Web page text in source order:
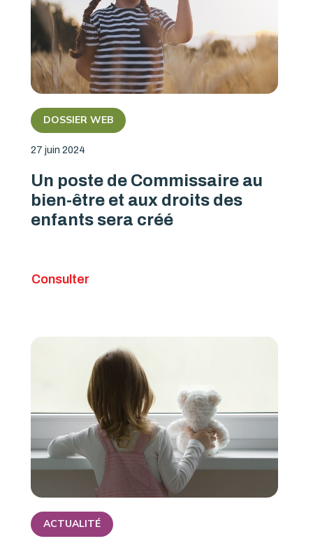
DOSSIER WEB
27 juin 2024
Un poste de Commissaire au
bien-être et aux droits des
enfants sera créé
Consulter
ACTUALITÉ